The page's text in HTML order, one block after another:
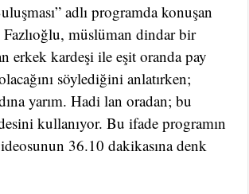
adlı programda konuşan
müslüman dindar bir
erkek kardeşi ile eşit oranda pay
söylediğini anlatırken;
yarım. Hadi lan oradan; bu
kullanıyor. Bu ifade programın
36.10 dakikasına denk